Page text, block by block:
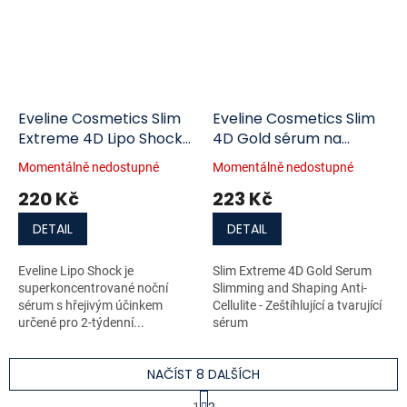
Eveline Cosmetics Slim
Extreme 4D Lipo Shock
Therapy noční sérum s
hřejivým efektem 250
ml
Momentálně nedostupné
220 Kč
DETAIL
Eveline Lipo Shock je
superkoncentrované noční
sérum s hřejivým účinkem
určené pro 2-týdenní...
Eveline Cosmetics Slim
4D Gold sérum na
hubnutí a tvarování 250
ml
Momentálně nedostupné
223 Kč
DETAIL
Slim Extreme 4D Gold Serum
Slimming and Shaping Anti-
Cellulite - Zeštíhlující a tvarující
sérum
NAČÍST 8 DALŠÍCH
S